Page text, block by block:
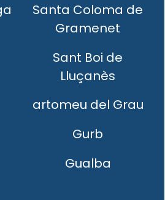
Santa Coloma de
Gramenet
Sant Boi de
Lluçanès
artomeu del Grau
Gurb
Gualba